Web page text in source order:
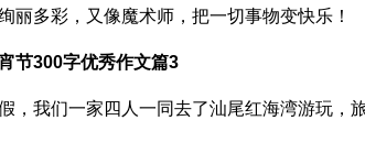
丽多彩，又像魔术师，把一切事物变快乐！
节300字优秀作文篇3
，我们一家四人一同去了汕尾红海湾游玩，